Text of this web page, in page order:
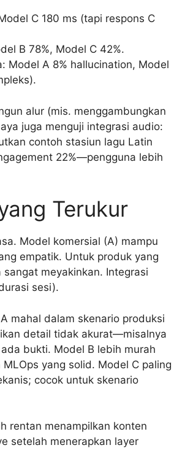
C 180 ms (tapi respons C
B 78%, Model C 42%.
Model A 8% hallucination, Model
alur (mis. menggambungkan
juga menguji integrasi audio:
contoh stasiun lagu Latin
22%—pengguna lebih
Terukur
Model komersial (A) mampu
empatik. Untuk produk yang
meyakinkan. Integrasi
sesi).
mahal dalam skenario produksi
detail tidak akurat—misalnya
bukti. Model B lebih murah
yang solid. Model C paling
cocok untuk skenario
rentan menampilkan konten
setelah menerapkan layer